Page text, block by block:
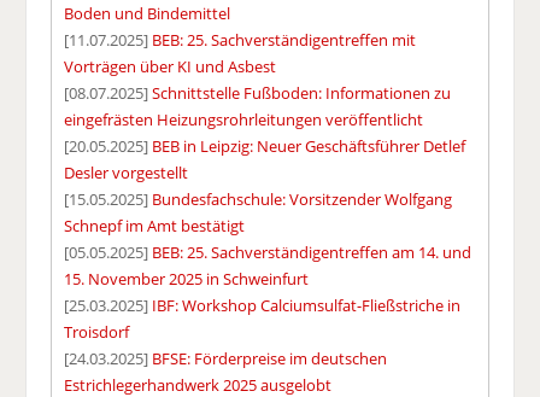
Boden und Bindemittel
[11.07.2025] BEB: 25. Sachverständigentreffen mit
Vorträgen über KI und Asbest
[08.07.2025]Schnittstelle Fußboden: Informationen zu
eingefrästen Heizungsrohrleitungen veröffentlicht
[20.05.2025] BEB in Leipzig: Neuer Geschäftsführer Detlef
Desler vorgestellt
[15.05.2025] Bundesfachschule: Vorsitzender Wolfgang
Schnepf im Amt bestätigt
[05.05.2025] BEB: 25. Sachverständigentreffen am 14. und
15. November 2025 in Schweinfurt
[25.03.2025] IBF: Workshop Calciumsulfat-Fließstriche in
Troisdorf
[24.03.2025] BFSE: Förderpreise im deutschen
Estrichlegerhandwerk 2025 ausgelobt